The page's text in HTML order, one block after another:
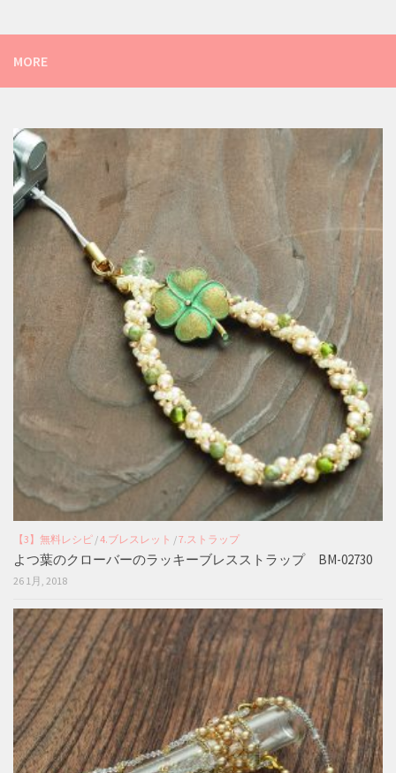
MORE
【3】無料レシピ /4.ブレスレット /7.ストラップ
よつ葉のクローバーのラッキーブレスストラップ BM-02730
26 1月, 2018